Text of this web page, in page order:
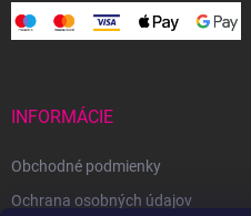
INFORMÁCIE
Obchodné podmienky
Ochrana osobných údajov